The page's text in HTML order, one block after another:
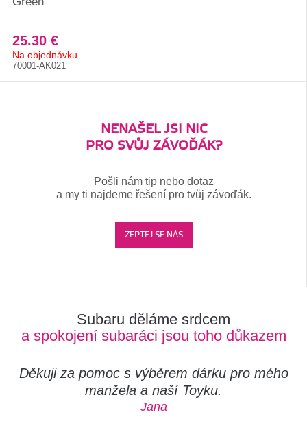
25.30 €
Na objednávku
70001-AK021
NENAŠEL JSI NIC
PRO SVŮJ ZÁVOĎÁK?
Pošli nám tip nebo dotaz
a my ti najdeme řešení pro tvůj závoďák.
ZEPTEJ SE NÁS
Subaru děláme srdcem
a spokojení subaráci jsou toho důkazem
Děkuji za pomoc s výběrem dárku pro mého
manžela a naší Toyku.
Jana